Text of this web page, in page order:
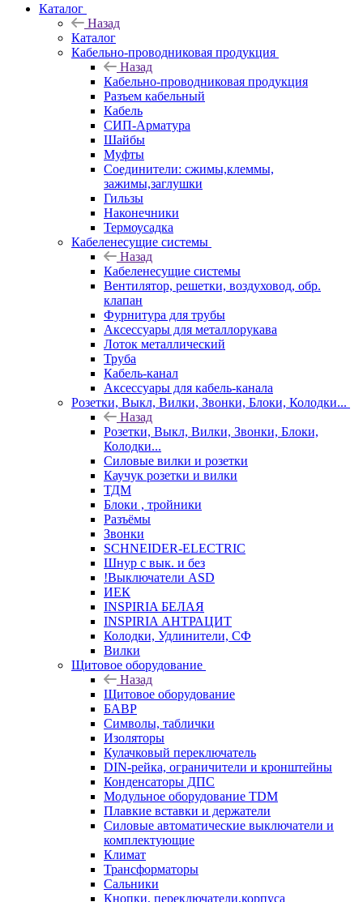
Каталог
Назад
Каталог
Кабельно-проводниковая продукция
Назад
Кабельно-проводниковая продукция
Разъем кабельный
Кабель
СИП-Арматура
Шайбы
Муфты
Соединители: сжимы,клеммы,
зажимы,заглушки
Гильзы
Наконечники
Термоусадка
Кабеленесущие системы
Назад
Кабеленесущие системы
Вентилятор, решетки, воздуховод, обр.
клапан
Фурнитура для трубы
Аксессуары для металлорукава
Лоток металлический
Труба
Кабель-канал
Аксессуары для кабель-канала
Розетки, Выкл, Вилки, Звонки, Блоки, Колодки...
Назад
Розетки, Выкл, Вилки, Звонки, Блоки,
Колодки...
Силовые вилки и розетки
Каучук розетки и вилки
ТДМ
Блоки , тройники
Разъёмы
Звонки
SCHNEIDER-ELECTRIC
Шнур с вык. и без
!Выключатели ASD
ИЕК
INSPIRIA БЕЛАЯ
INSPIRIA АНТРАЦИТ
Колодки, Удлинители, СФ
Вилки
Щитовое оборудование
Назад
Щитовое оборудование
БАВР
Символы, таблички
Изоляторы
Кулачковый переключатель
DIN-рейка, ограничители и кронштейны
Конденсаторы ДПС
Модульное оборудование TDM
Плавкие вставки и держатели
Силовые автоматические выключатели и
комплектующие
Климат
Трансформаторы
Сальники
Кнопки, переключатели,корпуса